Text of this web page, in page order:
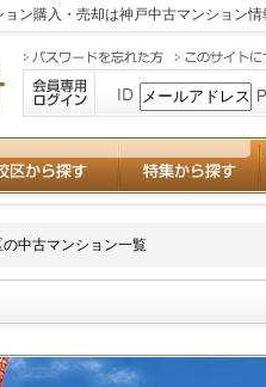
ン購入・売却は神戸中古マンション情
中古マンション一覧